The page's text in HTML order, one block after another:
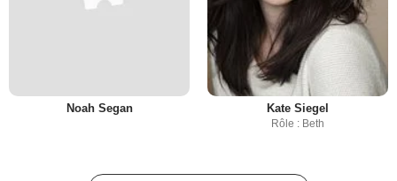
Noah Segan Kate Siegel
Rôle : Beth